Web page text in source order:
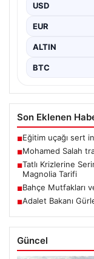
USD
EUR
ALTIN
BTC
Son Eklenen
■Eğitim uçağı sert
■Mohamed Salah
■Tatlı Krizlerine
Magnolia Tarifi
■Bahçe Mutfakları
■Adalet Bakanı
Güncel